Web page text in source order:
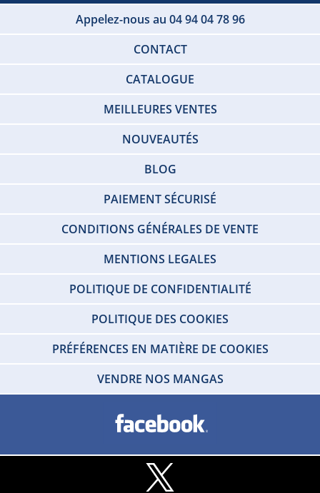
Appelez-nous au 04 94 04 78 96
CONTACT
CATALOGUE
MEILLEURES VENTES
NOUVEAUTÉS
BLOG
PAIEMENT SÉCURISÉ
CONDITIONS GÉNÉRALES DE VENTE
MENTIONS LEGALES
POLITIQUE DE CONFIDENTIALITÉ
POLITIQUE DES COOKIES
PRÉFÉRENCES EN MATIÈRE DE COOKIES
VENDRE NOS MANGAS